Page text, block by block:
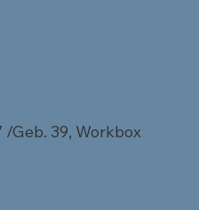
Geb. 39, Workbox